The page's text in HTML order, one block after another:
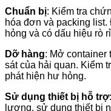
Chuẩn bị: Kiểm tra
hóa đơn và packing
hỏng và có dấu hiệu rò
Dỡ hàng: Mở container
sát của hải quan. Kiểm
phát hiện hư hỏng.
Sử dụng thiết bị hỗ trợ
lượng, sử dụng thiết bị